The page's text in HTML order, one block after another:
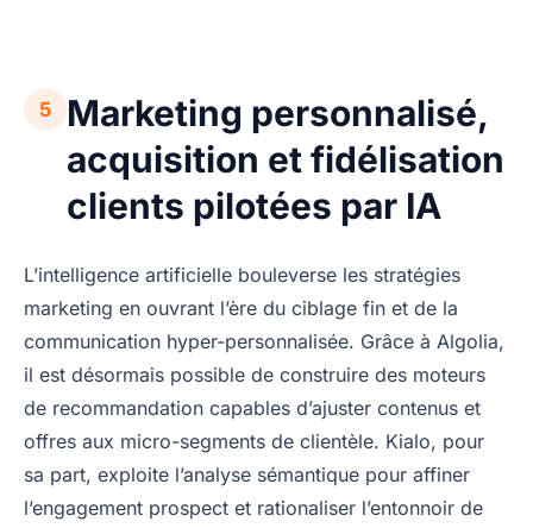
5
Marketing personnalisé,
acquisition et fidélisation
clients pilotées par IA
L’intelligence artificielle bouleverse les stratégies
marketing en ouvrant l’ère du ciblage fin et de la
communication hyper-personnalisée. Grâce à Algolia,
il est désormais possible de construire des moteurs
de recommandation capables d’ajuster contenus et
offres aux micro-segments de clientèle. Kialo, pour
sa part, exploite l’analyse sémantique pour affiner
l’engagement prospect et rationaliser l’entonnoir de